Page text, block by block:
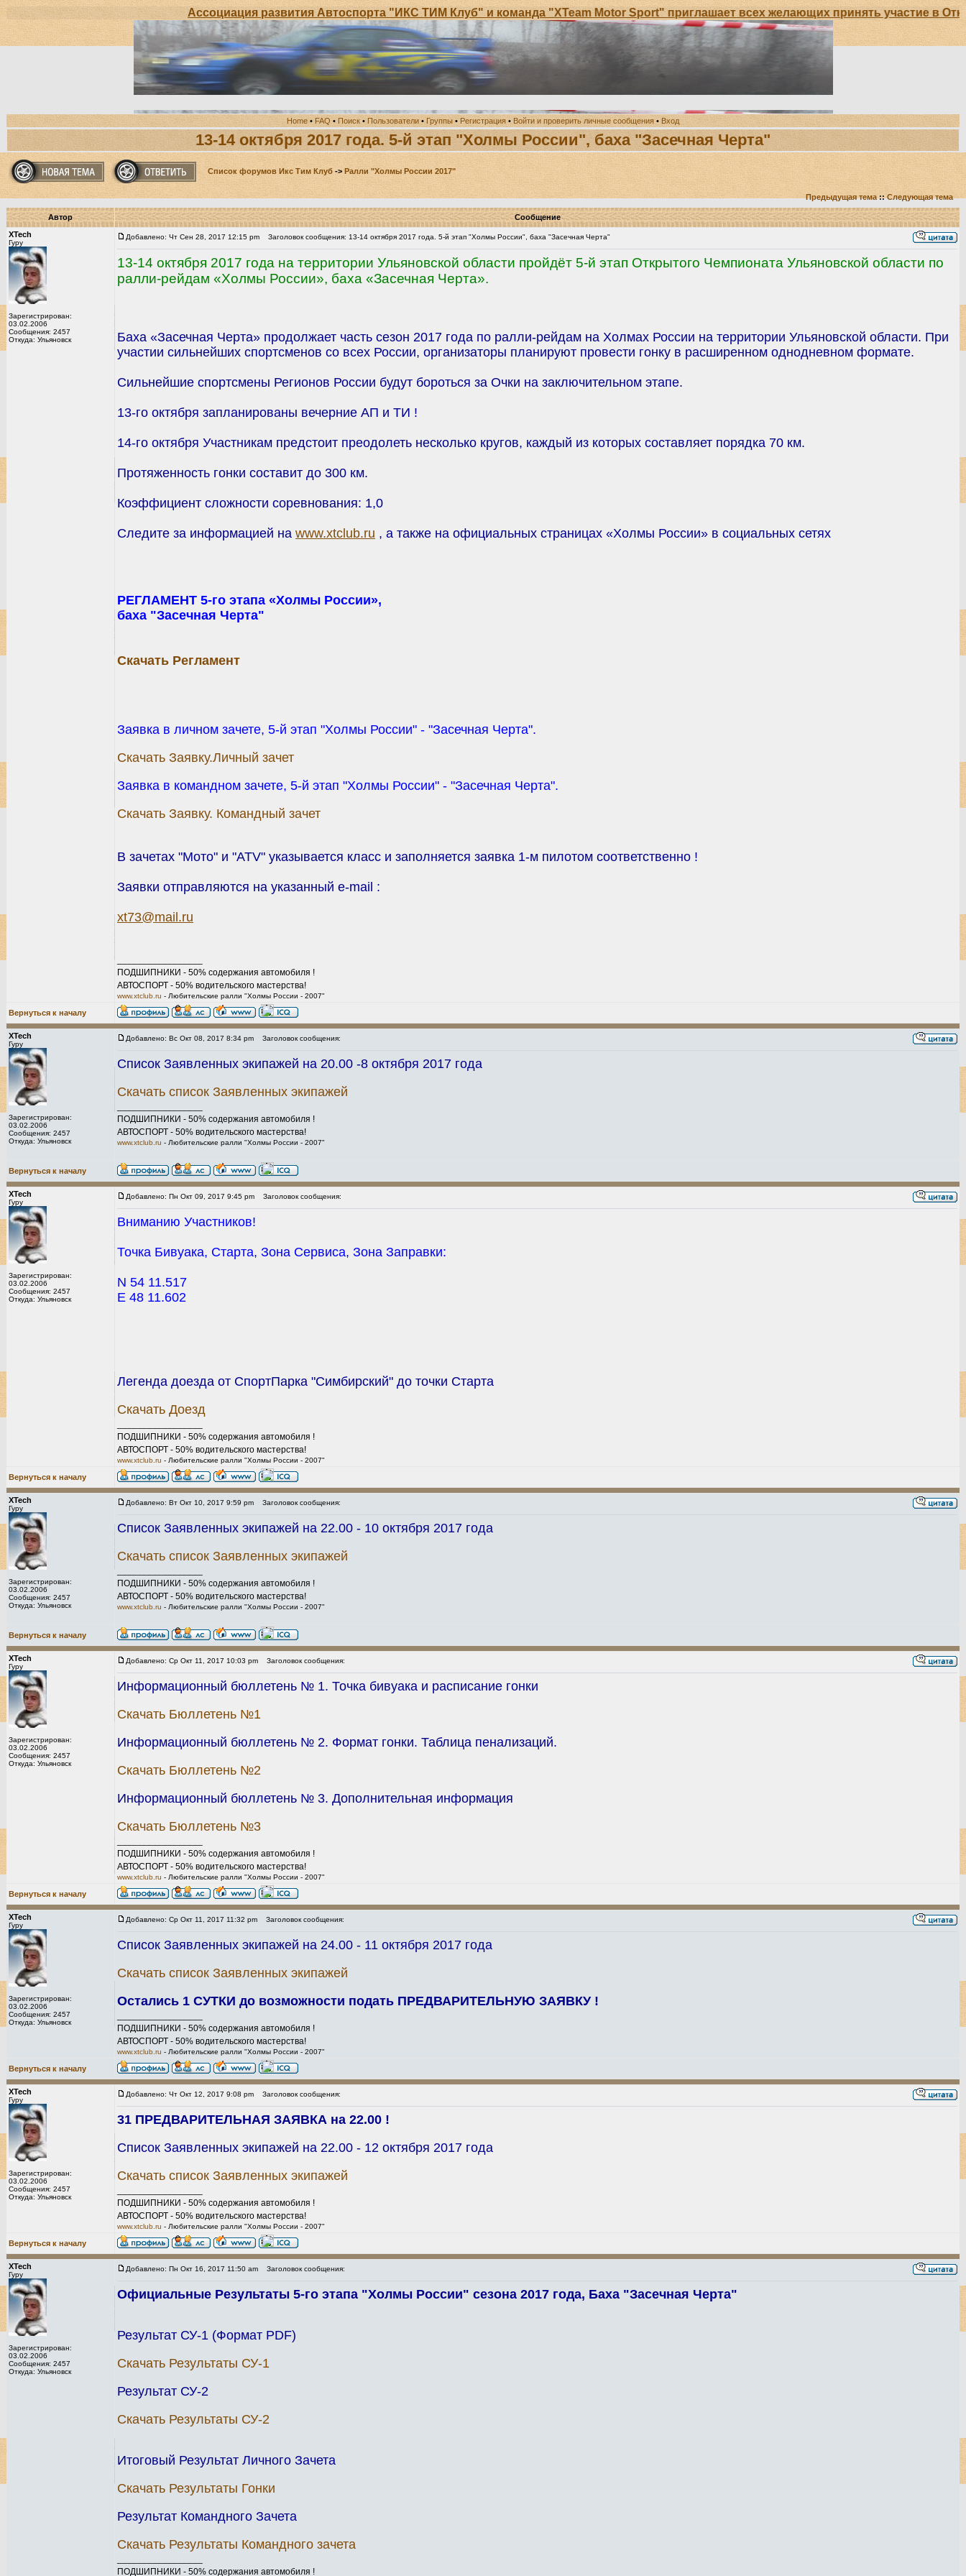
Ассоциация развития Автоспорта "ИКС ТИМ Клуб" и команда "XTeam Motor Sport" приглашает всех желающих принять участие в Открытом
Home • FAQ • Поиск • Пользователи • Группы • Регистрация • Войти и проверить личные сообщения • Вход
13-14 октября 2017 года. 5-й этап "Холмы России", баха "Засечная Черта"
Список форумов Икс Тим Клуб -> Ралли "Холмы России 2017"
Предыдущая тема::Следующая тема
Автор
Сообщение
XTech
Гуру
Зарегистрирован:
03.02.2006
Сообщения: 2457
Откуда: Ульяновск
Добавлено: Чт Сен 28, 2017 12:15 pm Заголовок сообщения: 13-14 октября 2017 года. 5-й этап "Холмы России", баха "Засечная Черта"
13-14 октября 2017 года на территории Ульяновской области пройдёт 5-й этап Открытого Чемпионата Ульяновской области по
ралли-рейдам «Холмы России», баха «Засечная Черта».
Баха «Засечная Черта» продолжает часть сезон 2017 года по ралли-рейдам на Холмах России на территории Ульяновской области. При
участии сильнейших спортсменов со всех России, организаторы планируют провести гонку в расширенном однодневном формате.
Сильнейшие спортсмены Регионов России будут бороться за Очки на заключительном этапе.
13-го октября запланированы вечерние АП и ТИ !
14-го октября Участникам предстоит преодолеть несколько кругов, каждый из которых составляет порядка 70 км.
Протяженность гонки составит до 300 км.
Коэффициент сложности соревнования: 1,0
Следите за информацией на www.xtclub.ru , а также на официальных страницах «Холмы России» в социальных сетях
РЕГЛАМЕНТ 5-го этапа «Холмы России»,
баха "Засечная Черта"
Скачать Регламент
Заявка в личном зачете, 5-й этап "Холмы России" - "Засечная Черта".
Скачать Заявку.Личный зачет
Заявка в командном зачете, 5-й этап "Холмы России" - "Засечная Черта".
Скачать Заявку. Командный зачет
В зачетах "Мото" и "ATV" указывается класс и заполняется заявка 1-м пилотом соответственно !
Заявки отправляются на указанный e-mail :
xt73@mail.ru
ПОДШИПНИКИ - 50% содержания автомобиля !
АВТОСПОРТ - 50% водительского мастерства!
www.xtclub.ru - Любительские ралли "Холмы России - 2007"
Вернуться к началу
XTech
Гуру
Зарегистрирован:
03.02.2006
Сообщения: 2457
Откуда: Ульяновск
Добавлено: Вс Окт 08, 2017 8:34 pm Заголовок сообщения:
Список Заявленных экипажей на 20.00 -8 октября 2017 года
Скачать список Заявленных экипажей
ПОДШИПНИКИ - 50% содержания автомобиля !
АВТОСПОРТ - 50% водительского мастерства!
www.xtclub.ru - Любительские ралли "Холмы России - 2007"
Вернуться к началу
XTech
Гуру
Зарегистрирован:
03.02.2006
Сообщения: 2457
Откуда: Ульяновск
Добавлено: Пн Окт 09, 2017 9:45 pm Заголовок сообщения:
Вниманию Участников!
Точка Бивуака, Старта, Зона Сервиса, Зона Заправки:
N 54 11.517
E 48 11.602
Легенда доезда от СпортПарка "Симбирский" до точки Старта
Скачать Доезд
ПОДШИПНИКИ - 50% содержания автомобиля !
АВТОСПОРТ - 50% водительского мастерства!
www.xtclub.ru - Любительские ралли "Холмы России - 2007"
Вернуться к началу
XTech
Гуру
Зарегистрирован:
03.02.2006
Сообщения: 2457
Откуда: Ульяновск
Добавлено: Вт Окт 10, 2017 9:59 pm Заголовок сообщения:
Список Заявленных экипажей на 22.00 - 10 октября 2017 года
Скачать список Заявленных экипажей
ПОДШИПНИКИ - 50% содержания автомобиля !
АВТОСПОРТ - 50% водительского мастерства!
www.xtclub.ru - Любительские ралли "Холмы России - 2007"
Вернуться к началу
XTech
Гуру
Зарегистрирован:
03.02.2006
Сообщения: 2457
Откуда: Ульяновск
Добавлено: Ср Окт 11, 2017 10:03 pm Заголовок сообщения:
Информационный бюллетень № 1. Точка бивуака и расписание гонки
Скачать Бюллетень №1
Информационный бюллетень № 2. Формат гонки. Таблица пенализаций.
Скачать Бюллетень №2
Информационный бюллетень № 3. Дополнительная информация
Скачать Бюллетень №3
ПОДШИПНИКИ - 50% содержания автомобиля !
АВТОСПОРТ - 50% водительского мастерства!
www.xtclub.ru - Любительские ралли "Холмы России - 2007"
Вернуться к началу
XTech
Гуру
Зарегистрирован:
03.02.2006
Сообщения: 2457
Откуда: Ульяновск
Добавлено: Ср Окт 11, 2017 11:32 pm Заголовок сообщения:
Список Заявленных экипажей на 24.00 - 11 октября 2017 года
Скачать список Заявленных экипажей
Остались 1 СУТКИ до возможности подать ПРЕДВАРИТЕЛЬНУЮ ЗАЯВКУ !
ПОДШИПНИКИ - 50% содержания автомобиля !
АВТОСПОРТ - 50% водительского мастерства!
www.xtclub.ru - Любительские ралли "Холмы России - 2007"
Вернуться к началу
XTech
Гуру
Зарегистрирован:
03.02.2006
Сообщения: 2457
Откуда: Ульяновск
Добавлено: Чт Окт 12, 2017 9:08 pm Заголовок сообщения:
31 ПРЕДВАРИТЕЛЬНАЯ ЗАЯВКА на 22.00 !
Список Заявленных экипажей на 22.00 - 12 октября 2017 года
Скачать список Заявленных экипажей
ПОДШИПНИКИ - 50% содержания автомобиля !
АВТОСПОРТ - 50% водительского мастерства!
www.xtclub.ru - Любительские ралли "Холмы России - 2007"
Вернуться к началу
XTech
Гуру
Зарегистрирован:
03.02.2006
Сообщения: 2457
Откуда: Ульяновск
Добавлено: Пн Окт 16, 2017 11:50 am Заголовок сообщения:
Официальные Результаты 5-го этапа "Холмы России" сезона 2017 года, Баха "Засечная Черта"
Результат СУ-1 (Формат PDF)
Скачать Результаты СУ-1
Результат СУ-2
Скачать Результаты СУ-2
Итоговый Результат Личного Зачета
Скачать Результаты Гонки
Результат Командного Зачета
Скачать Результаты Командного зачета
ПОДШИПНИКИ - 50% содержания автомобиля !